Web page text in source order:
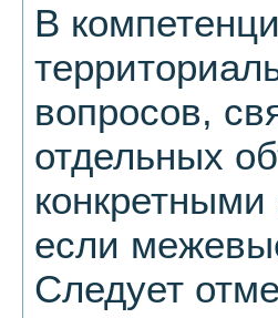
В
вопросов,
отдельных
если
Следует